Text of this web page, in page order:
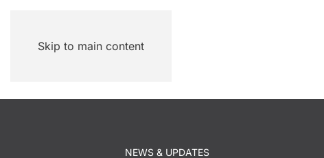
Skip to main content
NEWS & UPDATES